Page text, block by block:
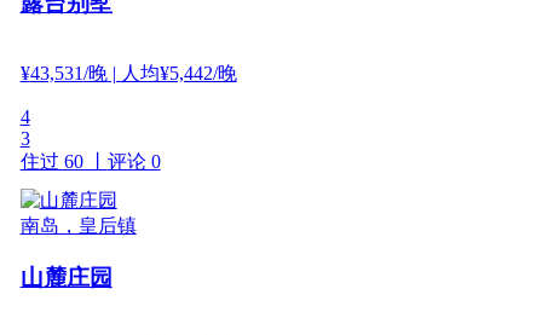
¥43,531/晚| 人均¥5,442/晚
4
3
住过 60 丨 评论 0
南岛，皇后镇
山麓庄园